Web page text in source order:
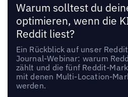
Warum solltest du
optimieren, wenn die
Reddit liest?
Ein Rückblick auf unser
Journal-Webinar: warum
zählt und die fünf Reddit-
mit denen Multi-Location-
werden.